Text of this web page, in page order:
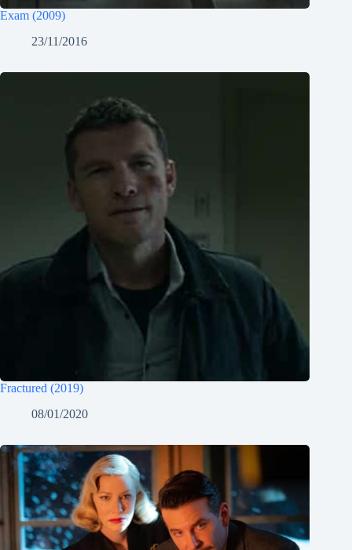
Exam (2009)
23/11/2016
Fractured (2019)
08/01/2020